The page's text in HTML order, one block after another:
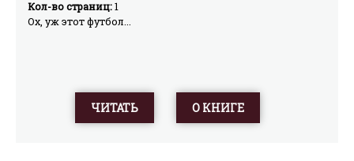
Кол-во страниц:1
Ох, уж этот футбол...
ЧИТАТЬ О КНИГЕ